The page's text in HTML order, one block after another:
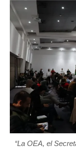
“La OEA, el